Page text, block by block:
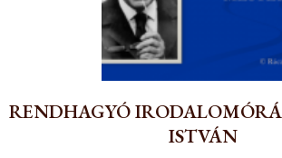
RENDHAGYÓ
ISTVÁN